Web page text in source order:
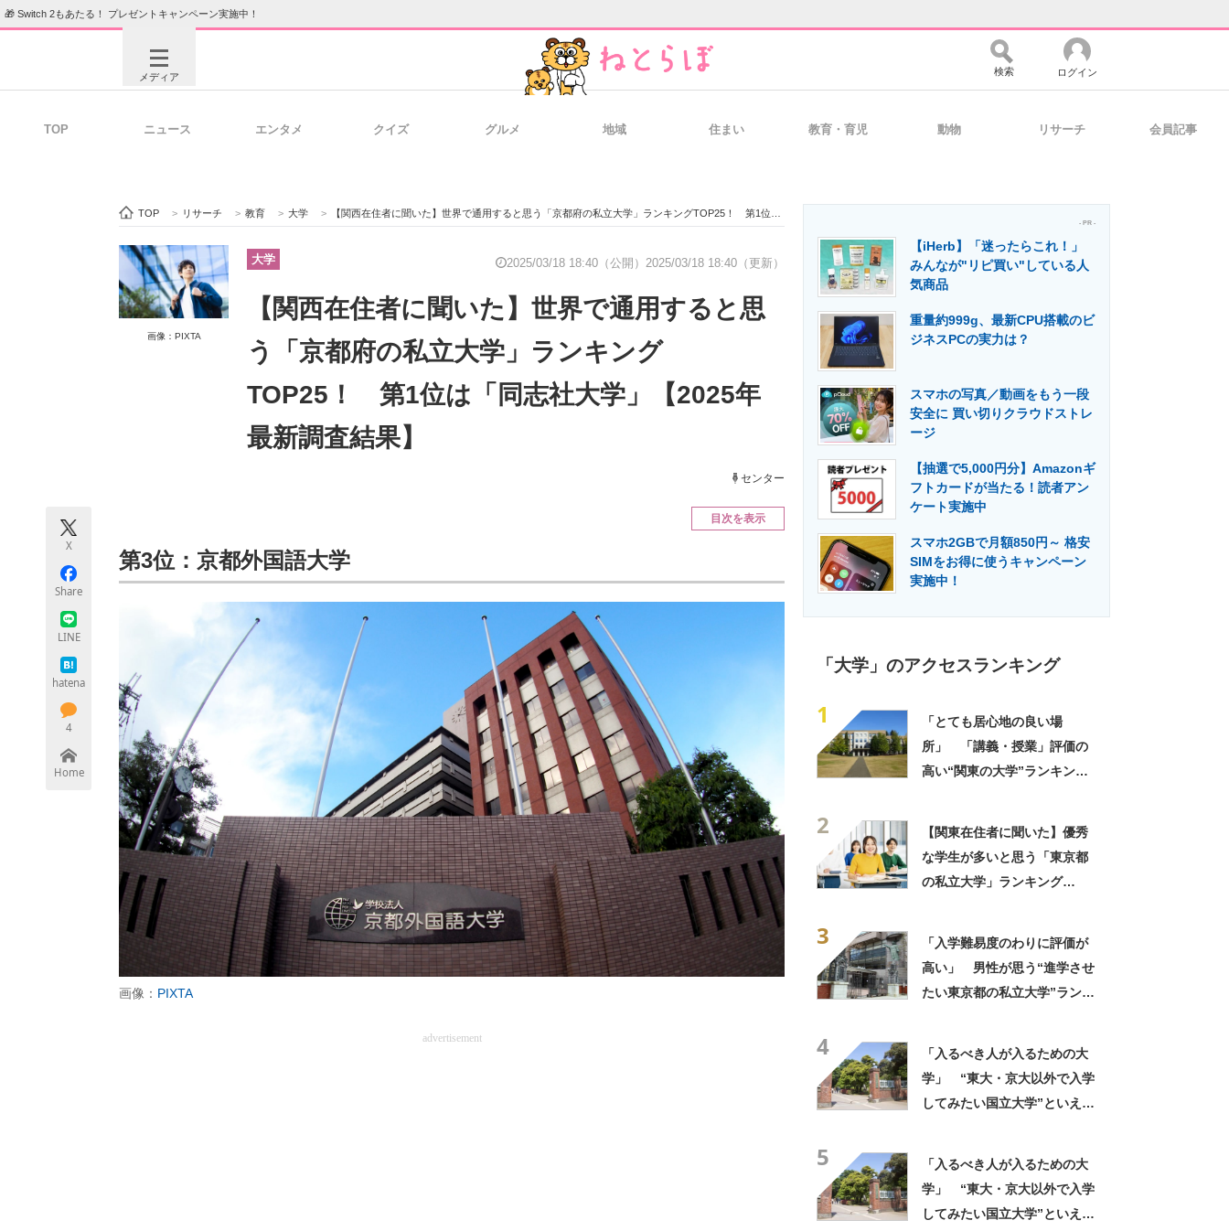
🎁 Switch 2もあたる！ プレゼントキャンペーン実施中！
メディア
ビジネスと働き方のヒント 経営リーダーのコミュニティ マーケ×ITの今がよく分かる
ITエンジニア向け専門サイト 企業向けIT製品の総合サイト 製造業のIT導入・活用を支援
モノづくり技術者専門サイト エレクトロニクス専門サイト エネルギーの専門メディア 建設×テクノロジーの最前線
検索 ログイン
TOP ニュース エンタメ クイズ グルメ 地域 住まい 教育・育児 動物 リサーチ 会員記事
TOP > リサーチ > 教育 > 大学 > 【関西在住者に聞いた】世界で通用すると思う「京都府の私立大学」ランキングTOP25！ 第1位は「同志社大学」【2025年最新調査結果】
画像：PIXTA
大学 2025/03/18 18:40（公開） 2025/03/18 18:40（更新）
【関西在住者に聞いた】世界で通用すると思
う「京都府の私立大学」ランキング
TOP25！ 第1位は「同志社大学」【2025年
最新調査結果】
センター
X
Share
LINE
hatena
4
Home
目次を表示
第3位：京都外国語大学
画像： PIXTA
advertisement
- PR -
【iHerb】「迷ったらこれ！」
みんなが"リピ買い"している人
気商品
重量約999g、最新CPU搭載のビ
ジネスPCの実力は？
スマホの写真／動画をもう一段
安全に 買い切りクラウドストレ
ージ
【抽選で5,000円分】Amazonギ
フトカードが当たる！読者アン
ケート実施中
スマホ2GBで月額850円～ 格安
SIMをお得に使うキャンペーン
実施中！
「大学」のアクセスランキング
1
「とても居心地の良い場
所」 「講義・授業」評価の
高い“関東の大学”ランキング
2
【関東在住者に聞いた】優秀
な学生が多いと思う「東京都
の私立大学」ランキング
3
「入学難易度のわりに評価が
高い」 男性が思う“進学させ
たい東京都の私立大学”ランキ
4
「入るべき人が入るための大
学」 “東大・京大以外で入学
してみたい国立大学”といえ
5
「入るべき人が入るための大
学」 “東大・京大以外で入学
してみたい国立大学”といえ